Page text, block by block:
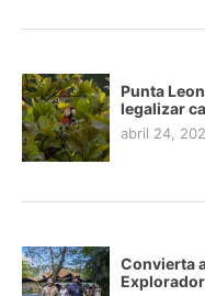
Punta
legalizar
abril 24,
Convierta